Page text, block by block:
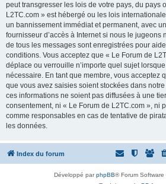
peut transgresser les lois de votre pays, du pays
L2TC.com » est hébergé ou les lois
un bannissement immédiat et permanent, avec
fournisseur d’accès à Internet si nous le jugeons
de tous les messages sont enregistrées pour
conditions. Vous acceptez que « Le Forum de
déplace ou verrouille n’importe quel sujet
nécessaire. En tant que membre, vous acceptez
que vous avez saisies soient stockées dans
ces informations ne soient pas diffusées à une
consentement, ni « Le Forum de L2TC.com », ni
comme responsables en cas de tentative de
les données.
Index du forum
Développé parphpBB® Forum